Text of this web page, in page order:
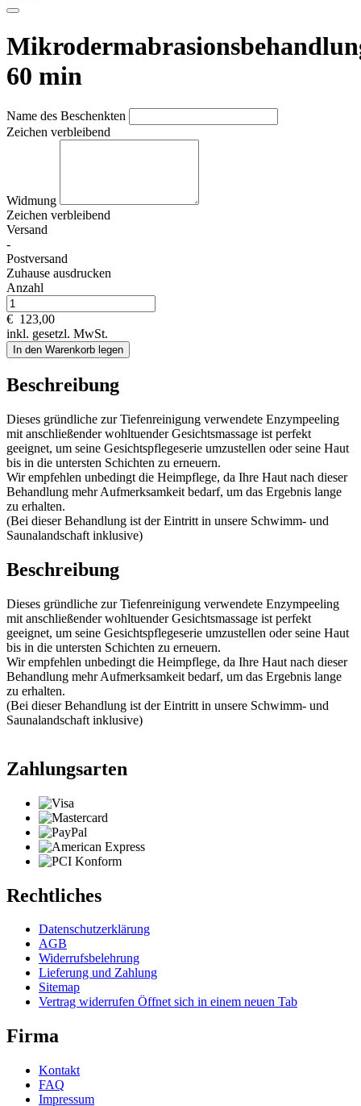
60 min
Name des Beschenkten
Zeichen verbleibend
Widmung
Zeichen verbleibend
Versand
-
Postversand
Zuhause ausdrucken
Anzahl
€ 123,00
inkl. gesetzl. MwSt.
In den Warenkorb legen
Beschreibung
Dieses gründliche zur Tiefenreinigung verwendete Enzympeeling
mit anschließender wohltuender Gesichtsmassage ist perfekt
geeignet, um seine Gesichtspflegeserie umzustellen oder seine Haut
bis in die untersten Schichten zu erneuern.
Wir empfehlen unbedingt die Heimpflege, da Ihre Haut nach dieser
Behandlung mehr Aufmerksamkeit bedarf, um das Ergebnis lange
zu erhalten.
(Bei dieser Behandlung ist der Eintritt in unsere Schwimm- und
Saunalandschaft inklusive)
Beschreibung
Dieses gründliche zur Tiefenreinigung verwendete Enzympeeling
mit anschließender wohltuender Gesichtsmassage ist perfekt
geeignet, um seine Gesichtspflegeserie umzustellen oder seine Haut
bis in die untersten Schichten zu erneuern.
Wir empfehlen unbedingt die Heimpflege, da Ihre Haut nach dieser
Behandlung mehr Aufmerksamkeit bedarf, um das Ergebnis lange
zu erhalten.
(Bei dieser Behandlung ist der Eintritt in unsere Schwimm- und
Saunalandschaft inklusive)
Zahlungsarten
Rechtliches
Datenschutzerklärung
AGB
Widerrufsbelehrung
Lieferung und Zahlung
Sitemap
Vertrag widerrufen Öffnet sich in einem neuen Tab
Firma
Kontakt
FAQ
Impressum